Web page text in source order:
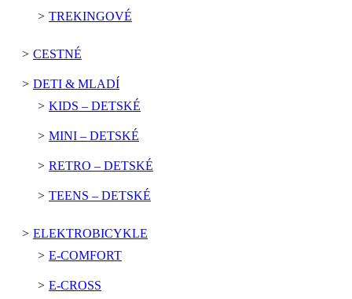
TREKINGOVÉ
CESTNÉ
DETI & MLADÍ
KIDS – DETSKÉ
MINI – DETSKÉ
RETRO – DETSKÉ
TEENS – DETSKÉ
ELEKTROBICYKLE
E-COMFORT
E-CROSS